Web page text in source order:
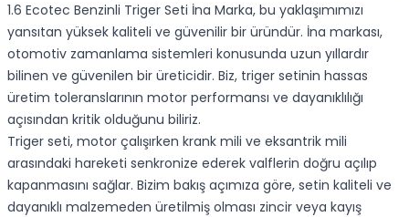
1.6 Ecotec Benzinli Triger Seti İna Marka, bu yaklaşımımızı
yansıtan yüksek kaliteli ve güvenilir bir üründür. İna markası,
otomotiv zamanlama sistemleri konusunda uzun yıllardır
bilinen ve güvenilen bir üreticidir. Biz, triger setinin hassas
üretim toleranslarının motor performansı ve dayanıklılığı
açısından kritik olduğunu biliriz.
Triger seti, motor çalışırken krank mili ve eksantrik mili
arasındaki hareketi senkronize ederek valflerin doğru açılıp
kapanmasını sağlar. Bizim bakış açımıza göre, setin kaliteli ve
dayanıklı malzemeden üretilmiş olması zincir veya kayış